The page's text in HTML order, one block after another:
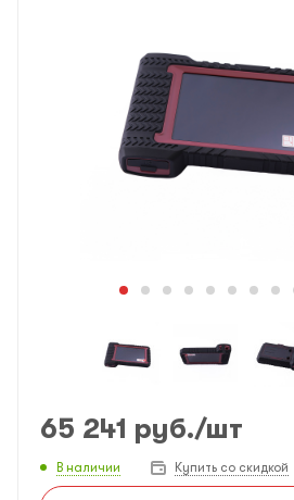
65 241 руб./шт
В наличии Купить со скидкой